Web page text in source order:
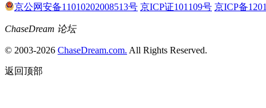
京公网安备11010202008513号 京ICP证101109号 京ICP备
ChaseDream 论坛
© 2003-2026 ChaseDream.com. All Rights Reserved.
返回顶部